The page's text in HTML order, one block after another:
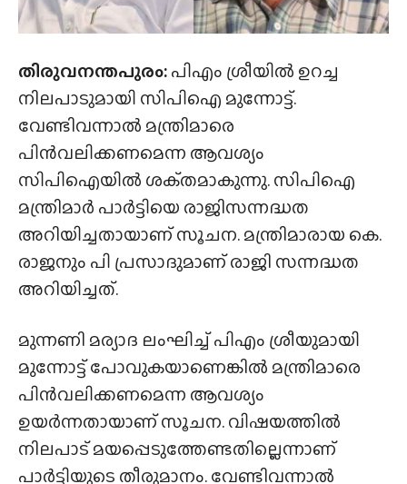
തിരുവനന്തപുരം:പിഎം ശ്രീയിൽ ഉറച്ച
നിലപാടുമായി സിപിഐ മുന്നോട്ട്.
വേണ്ടിവന്നാൽ മന്ത്രിമാരെ
പിൻവലിക്കണമെന്ന ആവശ്യം
സിപിഐയിൽ ശക്‌തമാകുന്നു. സിപിഐ
മന്ത്രിമാർ പാർട്ടിയെ രാജിസന്നദ്ധത
അറിയിച്ചതായാണ് സൂചന. മന്ത്രിമാരായ കെ.
രാജനും പി പ്രസാദുമാണ് രാജി സന്നദ്ധത
അറിയിച്ചത്.
മുന്നണി മര്യാദ ലംഘിച്ച് പിഎം ശ്രീയുമായി
മുന്നോട്ട് പോവുകയാണെങ്കിൽ മന്ത്രിമാരെ
പിൻവലിക്കണമെന്ന ആവശ്യം
ഉയർന്നതായാണ് സൂചന. വിഷയത്തിൽ
നിലപാട് മയപ്പെടുത്തേണ്ടതില്ലെന്നാണ്
പാർട്ടിയുടെ തീരുമാനം. വേണ്ടിവന്നാൽ